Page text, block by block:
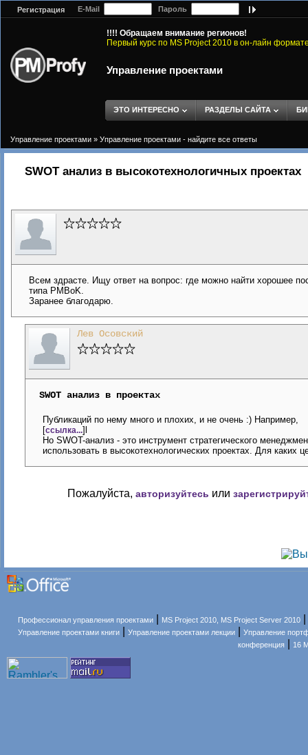
Регистрация E-Mail Пароль
!!!! Обращаем внимание регионов!
Первый курс по MS Project 2010 в он-лайн
Управление проектами
ЭТО ИНТЕРЕСНО РАЗДЕЛЫ САЙТА
Управление проектами » Управление проектами - найдите все ответы
SWOT анализ в высокотехнологичных проектах
Всем здрасте. Ищу ответ на вопрос: где можно найти хорошее
типа PMBoK.
Заранее благодарю.
Лев Осовский
SWOT анализ в проектах
Публикаций по нему много и плохих, и не очень :) Например,
[ссылка...]l
Но SWOT-анализ - это инструмент стратегического
использовать в высокотехнологических проектах. Для каких
Пожалуйста, авторизуйтесь или
Профессионал управления проектами MS Project 2010, MS Project Server 2010
Управление проектами книги Управление проектами лекции
Управление
конференция
16